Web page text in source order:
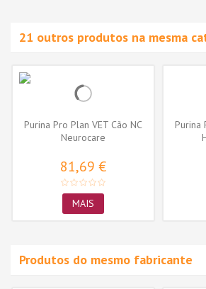
21 outros produtos na mesma
Purina Pro Plan VET Cão NC
Neurocare
81,69 €
MAIS
Purina
Produtos do mesmo fabricante